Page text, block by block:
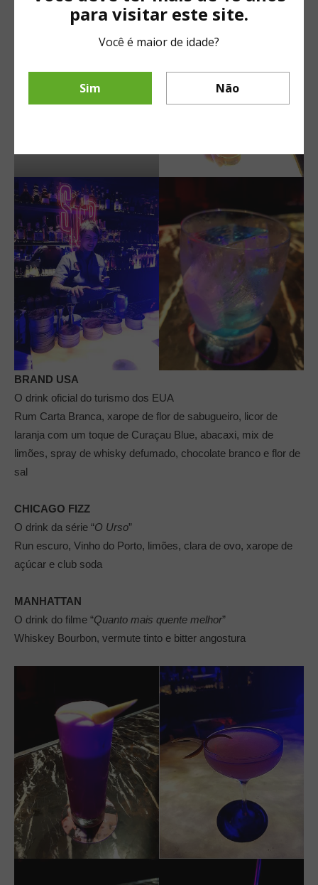
BRAND USA
O drink oficial do turismo dos EUA
Rum Carta Branca, xarope de flor de sabugueiro, licor de
laranja com um toque de Curaçau Blue, abacaxi, mix de
limões, spray de whisky defumado, chocolate branco e flor de
sal
CHICAGO FIZZ
O drink da série “O Urso”
Run escuro, Vinho do Porto, limões, clara de ovo, xarope de
açúcar e club soda
MANHATTAN
O drink do filme “Quanto mais quente melhor”
Whiskey Bourbon, vermute tinto e bitter angostura
para visitar este site.
Você é maior de idade?
Sim Não